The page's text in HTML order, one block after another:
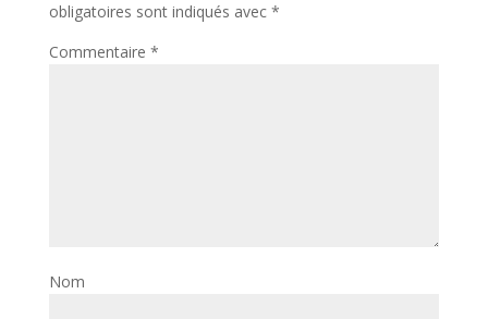
obligatoires sont indiqués avec *
Commentaire *
Nom